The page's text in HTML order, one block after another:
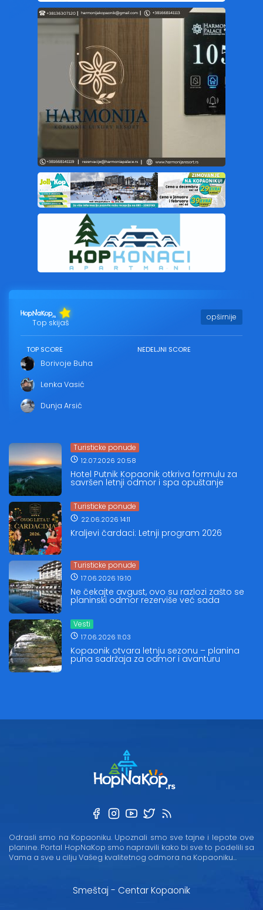
Top skijaš
opširnije
TOP SCORE
Borivoje Buha
Lenka Vasić
Dunja Arsić
NEDELJNI SCORE
Turisticke ponude
12.07.2026 20:58
Hotel Putnik Kopaonik otkriva formulu za
savršen letnji odmor i spa opuštanje
Turisticke ponude
22.06.2026 14:11
Kraljevi čardaci: Letnji program 2026
Turisticke ponude
17.06.2026 19:10
Ne čekajte avgust, ovo su razlozi zašto se
planinski odmor rezerviše već sada
Vesti
17.06.2026 11:03
Kopaonik otvara letnju sezonu – planina
puna sadržaja za odmor i avanturu
Odrasli smo na Kopaoniku. Upoznali smo sve tajne i lepote ove
planine. Portal HopNaKop smo napravili kako bi sve to podelili sa
Vama a sve u cilju Vašeg kvalitetnog odmora na Kopaoniku...
Smeštaj - Centar Kopaonik